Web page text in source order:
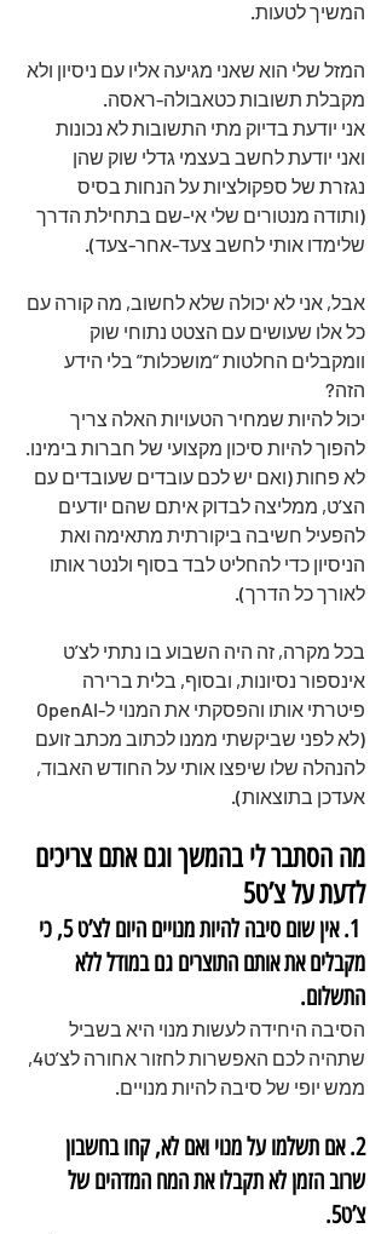
המשיך לטעות.
המזל שלי הוא שאני מגיעה אליו עם ניסיון ולא
מקבלת תשובות כטאבולה-ראסה.
אני יודעת בדיוק מתי התשובות לא נכונות
ואני יודעת לחשב בעצמי גדלי שוק שהן
נגזרת של ספקולציות על הנחות בסיס
(ותודה מנטורים שלי אי-שם בתחילת הדרך
שלימדו אותי לחשב צעד-אחר-צעד).
אבל, אני לא יכולה שלא לחשוב, מה קורה עם
כל אלו שעושים עם הצטט נתוחי שוק
וומקבלים החלטות “מושכלות” בלי הידע
הזה?
יכול להיות שמחיר הטעויות האלה צריך
להפוך להיות סיכון מקצועי של חברות בימינו.
לא פחות (ואם יש לכם עובדים שעובדים עם
הצ’ט, ממליצה לבדוק איתם שהם יודעים
להפעיל חשיבה ביקורתית מתאימה ואת
הניסיון כדי להחליט לבד בסוף ולנטר אותו
לאורך כל הדרך).
בכל מקרה, זה היה השבוע בו נתתי לצ’ט
אינספור נסיונות, ובסוף, בלית ברירה
(לא לפני שביקשתי ממנו לכתוב מכתב זועם
להנהלה שלו שיפצו אותי על החודש האבוד,
אעדכן בתוצאות).
מה הסתבר לי בהמשך וגם אתם צריכים
לדעת על צ’ט5
1. אין שום סיבה להיות מנויים היום לצ’ט 5, כי
מקבלים את אותם התוצרים גם במודל ללא
התשלום.
הסיבה היחידה לעשות מנוי היא בשביל
שתהיה לכם האפשרות לחזור אחורה לצ’ט4,
ממש יופי של סיבה להיות מנויים.
2. אם תשלמו על מנוי ואם לא, קחו בחשבון
שרוב הזמן לא תקבלו את המח המדהים של
צ’ט5.